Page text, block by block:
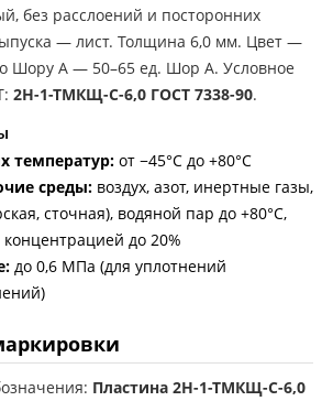
без расслоений и посторонних
— лист. Толщина 6,0 мм. Цвет —
Шору А — 50–65 ед. Шор А. Условное
2Н-1-ТМКЩ-С-6,0 ГОСТ 7338-90.
температур: от −45°С до +80°С
среды: воздух, азот, инертные газы,
сточная), водяной пар до +80°С,
до 20%
до 0,6 МПа (для уплотнений
Пластина 2Н-1-ТМКЩ-С-6,0